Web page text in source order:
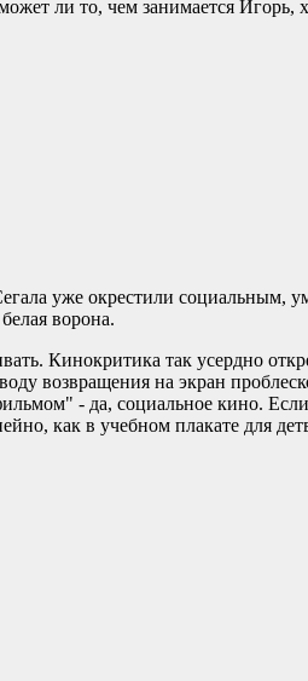
ли то, чем занимается Игорь,
уже окрестили социальным,
ворона.
Кинокритика так усердно
возвращения на экран
- да, социальное кино.
как в учебном плакате для